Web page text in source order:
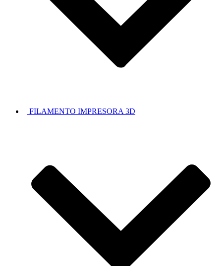
FILAMENTO IMPRESORA 3D